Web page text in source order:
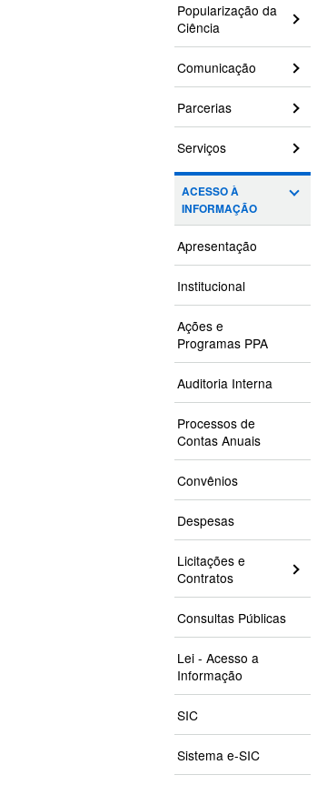
Popularização da
Ciência
Comunicação
Parcerias
Serviços
ACESSO À
INFORMAÇÃO
Apresentação
Institucional
Ações e
Programas PPA
Auditoria Interna
Processos de
Contas Anuais
Convênios
Despesas
Licitações e
Contratos
Consultas Públicas
Lei - Acesso a
Informação
SIC
Sistema e-SIC